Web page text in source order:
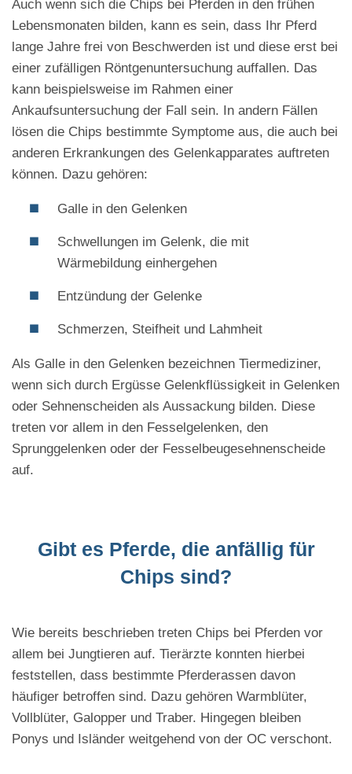
Auch wenn sich die Chips bei Pferden in den frühen
Lebensmonaten bilden, kann es sein, dass Ihr Pferd
lange Jahre frei von Beschwerden ist und diese erst bei
einer zufälligen Röntgenuntersuchung auffallen. Das
kann beispielsweise im Rahmen einer
Ankaufsuntersuchung der Fall sein. In andern Fällen
lösen die Chips bestimmte Symptome aus, die auch bei
anderen Erkrankungen des Gelenkapparates auftreten
können. Dazu gehören:
Galle in den Gelenken
Schwellungen im Gelenk, die mit
Wärmebildung einhergehen
Entzündung der Gelenke
Schmerzen, Steifheit und Lahmheit
Als Galle in den Gelenken bezeichnen Tiermediziner,
wenn sich durch Ergüsse Gelenkflüssigkeit in Gelenken
oder Sehnenscheiden als Aussackung bilden. Diese
treten vor allem in den Fesselgelenken, den
Sprunggelenken oder der Fesselbeugesehnenscheide
auf.
Gibt es Pferde, die anfällig für
Chips sind?
Wie bereits beschrieben treten Chips bei Pferden vor
allem bei Jungtieren auf. Tierärzte konnten hierbei
feststellen, dass bestimmte Pferderassen davon
häufiger betroffen sind. Dazu gehören Warmblüter,
Vollblüter, Galopper und Traber. Hingegen bleiben
Ponys und Isländer weitgehend von der OC verschont.